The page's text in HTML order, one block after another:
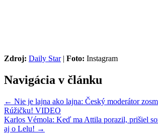
Zdroj: Daily Star| Foto: Instagram
Navigácia v článku
← Nie je lajna ako lajna: Český moderátor
Rúžičku! VIDEO
Karlos Vémola: Keď ma Attila porazil, prišiel
aj o Lelu! →